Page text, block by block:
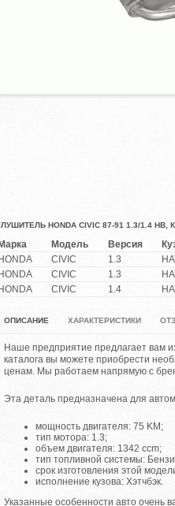
HONDA CIVIC 87-91 1.3/1.4
Марка Модель Версия
HONDA
CIVIC 1.3
HONDA
CIVIC 1.3
HONDA
CIVIC 1.4
ОПИСАНИЕ ХАРАКТЕРИСТИКИ
Наше предприятие предлагает вам
каталога вы можете приобрести
ценам. Мы работаем напрямую с
Эта деталь предназначена для
мощность двигателя: 75 KM;
тип мотора: 1.3;
объем двигателя: 1342 ccm;
тип топливной системы:
срок изготовления этой
исполнение кузова: Хэтчбэк.
Указанные особенности авто очень